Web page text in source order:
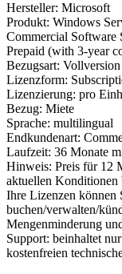
Hersteller: Microsoft
Produkt: Windows
Commercial
Prepaid (with 3-year
Bezugsart: Vollversion
Lizenzform:
Lizenzierung: pro
Bezug: Miete
Sprache: multilingual
Endkundenart:
Laufzeit: 36 Monate
Hinweis: Preis für 12
aktuellen Konditionen
Ihre Lizenzen können
buchen/verwalten/
Mengenminderung
Support: beinhaltet
kostenfreien